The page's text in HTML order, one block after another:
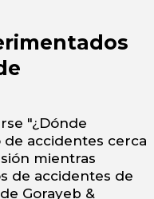
"¿Dónde
accidentes cerca
mientras
de accidentes de
Gorayeb &